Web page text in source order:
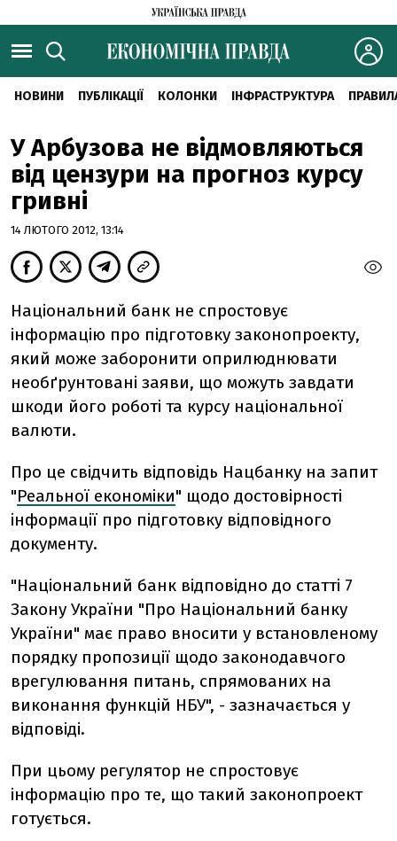
НОВИНИ ПУБЛІКАЦІЇ КОЛОНКИ ІНФРАСТРУКТУРА
У Арбузова не відмовляються
від цензури на прогноз курсу
гривні
14 ЛЮТОГО 2012, 13:14
Національний банк не спростовує
інформацію про підготовку законопроекту,
який може заборонити оприлюднювати
необґрунтовані заяви, що можуть завдати
шкоди його роботі та курсу національної
валюти.
Про це свідчить відповідь Нацбанку на запит
"Реальної економіки" щодо достовірності
інформації про підготовку відповідного
документу.
"Національний банк відповідно до статті 7
Закону України "Про Національний банку
України" має право вносити у встановленому
порядку пропозиції щодо законодавчого
врегулювання питань, спрямованих на
виконання функцій НБУ", - зазначається у
відповіді.
При цьому регулятор не спростовує
інформацію про те, що такий законопроект
готується.